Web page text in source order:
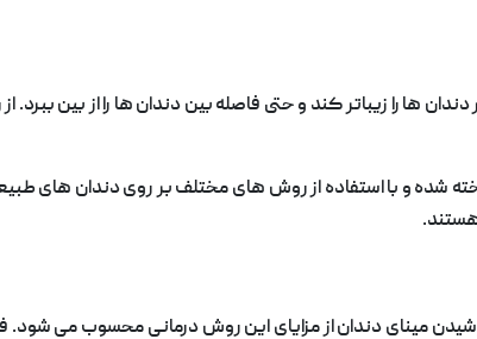
را زیباتر کند و حتی فاصله بین دندان ها را از بین ببرد.
شده و با استفاده از روش های مختلف بر روی دندان های
مینای دندان از مزایای این روش درمانی محسوب می شود.